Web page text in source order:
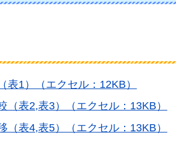
表1）（エクセル：12KB）
（表2,表3）（エクセル：13KB）
（表4,表5）（エクセル：13KB）